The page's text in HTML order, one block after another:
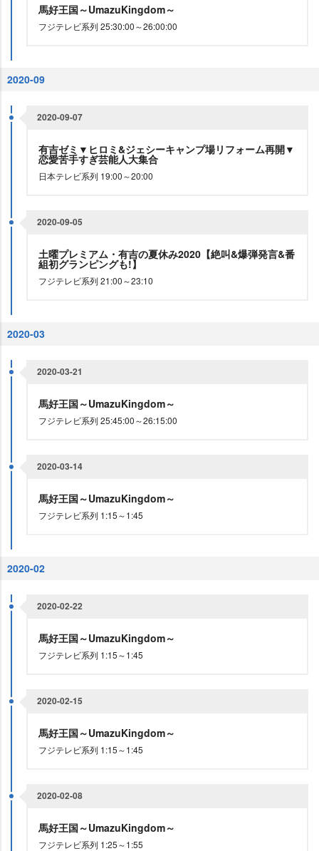
馬好王国～UmazuKingdom～
フジテレビ系列 25:30:00～26:00:00
2020-09
2020-09-07
有吉ゼミ▼ヒロミ&ジェシーキャンプ場リフォーム再開▼
恋愛苦手すぎ芸能人大集合
日本テレビ系列 19:00～20:00
2020-09-05
土曜プレミアム・有吉の夏休み2020【絶叫&爆弾発言&番
組初グランピングも!】
フジテレビ系列 21:00～23:10
2020-03
2020-03-21
馬好王国～UmazuKingdom～
フジテレビ系列 25:45:00～26:15:00
2020-03-14
馬好王国～UmazuKingdom～
フジテレビ系列 1:15～1:45
2020-02
2020-02-22
馬好王国～UmazuKingdom～
フジテレビ系列 1:15～1:45
2020-02-15
馬好王国～UmazuKingdom～
フジテレビ系列 1:15～1:45
2020-02-08
馬好王国～UmazuKingdom～
フジテレビ系列 1:25～1:55